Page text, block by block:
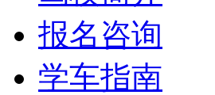
报名咨询
学车指南